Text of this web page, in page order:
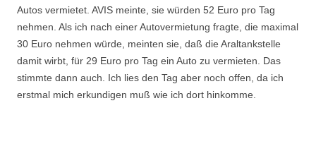
Autos vermietet. AVIS meinte, sie würden 52 Euro pro Tag
nehmen. Als ich nach einer Autovermietung fragte, die maximal
30 Euro nehmen würde, meinten sie, daß die Araltankstelle
damit wirbt, für 29 Euro pro Tag ein Auto zu vermieten. Das
stimmte dann auch. Ich lies den Tag aber noch offen, da ich
erstmal mich erkundigen muß wie ich dort hinkomme.